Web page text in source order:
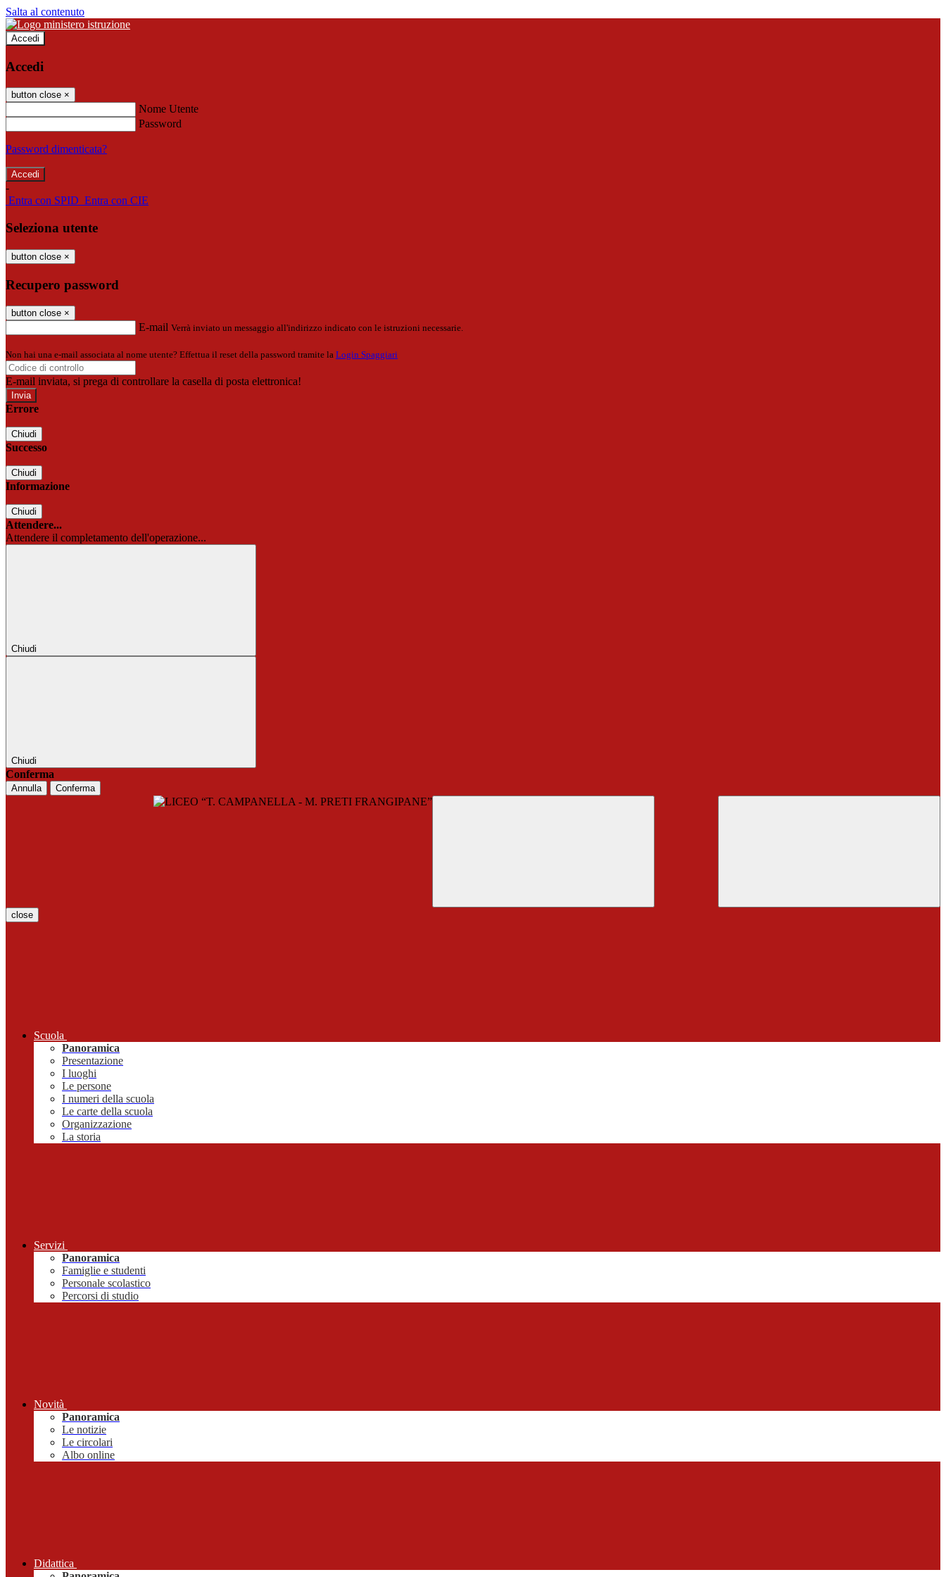
Salta al contenuto
Accedi
Accedi
button close ×
Nome Utente
Password
Password dimenticata?
-
Entra con SPID Entra con CIE
Seleziona utente
button close ×
Recupero password
button close ×
E-mail Verrà inviato un messaggio all'indirizzo indicato con le istruzioni necessarie.
Non hai una e-mail associata al nome utente? Effettua il reset della password tramite la Login Spaggiari
E-mail inviata, si prega di controllare la casella di posta elettronica!
Errore
Chiudi
Successo
Chiudi
Informazione
Chiudi
Attendere...
Attendere il completamento dell'operazione...
Chiudi
Chiudi
Conferma
Annulla Conferma
close
Scuola
Panoramica
Presentazione
I luoghi
Le persone
I numeri della scuola
Le carte della scuola
Organizzazione
La storia
Servizi
Panoramica
Famiglie e studenti
Personale scolastico
Percorsi di studio
Novità
Panoramica
Le notizie
Le circolari
Albo online
Didattica